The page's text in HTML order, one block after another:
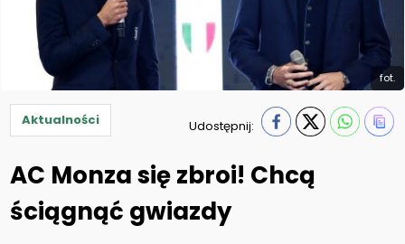
fot.
Aktualności Udostępnij:
AC Monza się zbroi! Chcą
ściągnąć gwiazdy